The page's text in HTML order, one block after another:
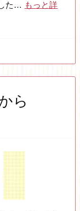
た… もっと詳
ら